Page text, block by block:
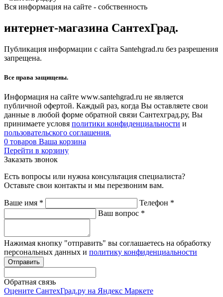
Вся информация на сайте - собственность
интернет-магазина СантехГрад.
Публикация информации с сайта Santehgrad.ru без разрешения
запрещена.
Все права защищены.
Информация на сайте www.santehgrad.ru не является
публичной офертой. Каждый раз, когда Вы оставляете свои
данные в любой форме обратной связи Сантехград.ру, Вы
принимаете условя политики конфиденциальности и
пользовательского соглашения.
0 товаров Ваша корзина
Перейти в корзину
Заказать звонок
Есть вопросы или нужна консультация специалиста?
Оставьте свои контакты и мы перезвоним вам.
Ваше имя * Телефон *
Ваш вопрос *
Нажимая кнопку "отправить" вы соглашаетесь на обработку
персональных данных и политику конфиденциальности
Обратная связь
Оцените СантехГрад.ру на Яндекс Маркете